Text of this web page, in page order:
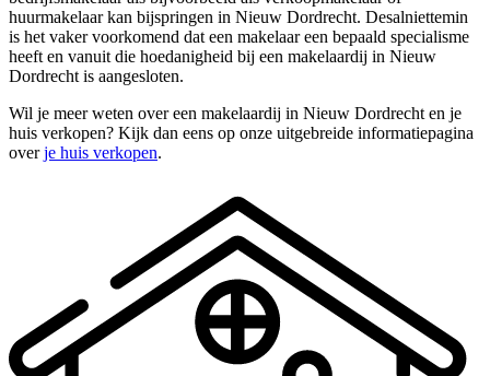
huurmakelaar kan bijspringen in Nieuw Dordrecht. Desalniettemin
is het vaker voorkomend dat een makelaar een bepaald specialisme
heeft en vanuit die hoedanigheid bij een makelaardij in Nieuw
Dordrecht is aangesloten.
Wil je meer weten over een makelaardij in Nieuw Dordrecht en je
huis verkopen? Kijk dan eens op onze uitgebreide informatiepagina
overje huis verkopen.